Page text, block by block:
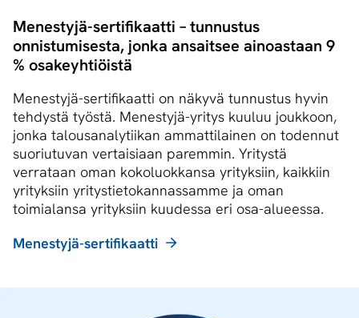
Menestyjä-sertifikaatti – tunnustus
onnistumisesta, jonka ansaitsee ainoastaan 9
% osakeyhtiöistä
Menestyjä-sertifikaatti on näkyvä tunnustus hyvin
tehdystä työstä. Menestyjä-yritys kuuluu joukkoon,
jonka talousanalytiikan ammattilainen on todennut
suoriutuvan vertaisiaan paremmin. Yritystä
verrataan oman kokoluokkansa yrityksiin, kaikkiin
yrityksiin yritystietokannassamme ja oman
toimialansa yrityksiin kuudessa eri osa-alueessa.
Menestyjä-sertifikaatti